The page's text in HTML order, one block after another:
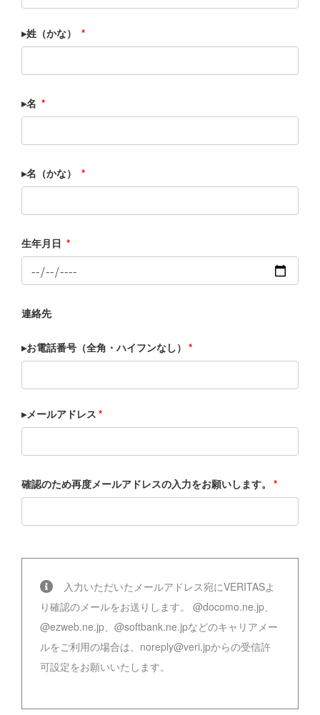
▸姓（かな） *
▸名 *
▸名（かな） *
生年月日 *
連絡先
▸お電話番号（全角・ハイフンなし） *
▸メールアドレス *
確認のため再度メールアドレスの入力をお願いします。 *
入力いただいたメールアドレス宛にVERITASよ
り確認のメールをお送りします。
@docomo.ne.jp、
@ezweb.ne.jp、@softbank.ne.jpなどのキャリアメー
ルをご利用の場合は、noreply@veri.jpからの受信許
可設定をお願いいたします。